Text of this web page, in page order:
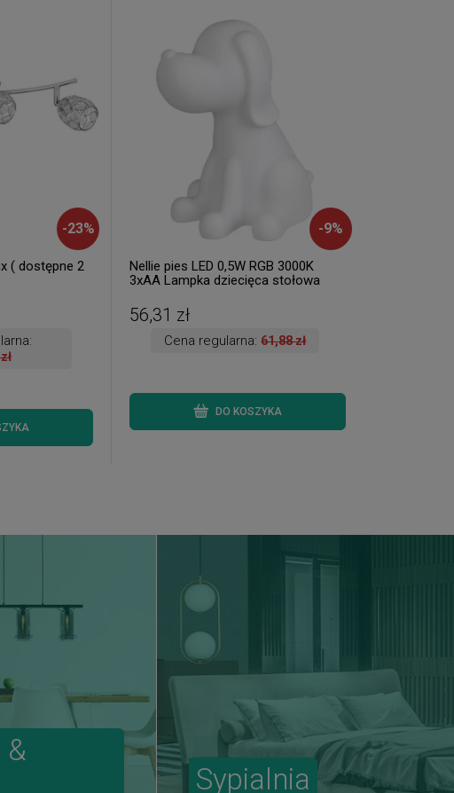
-23%
( dostępne 2
-9%
Nellie pies LED 0,5W RGB 3000K
3xAA Lampka dziecięca stołowa
dostępna 1 szt. )
56,31 zł
Cena regularna:61,88 zł
DO KOSZYKA
&
Sypialnia